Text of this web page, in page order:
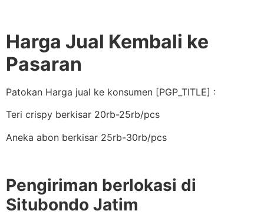
Harga Jual Kembali ke
Pasaran
Patokan Harga jual ke konsumen [PGP_TITLE] :
Teri crispy berkisar 20rb-25rb/pcs
Aneka abon berkisar 25rb-30rb/pcs
Pengiriman berlokasi di
Situbondo Jatim